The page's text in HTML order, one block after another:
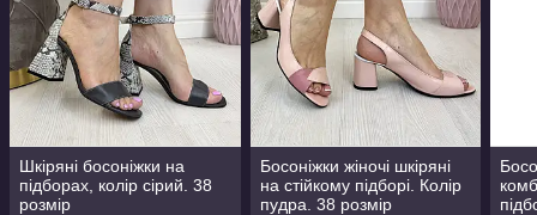
Шкіряні босоніжки на
підборах, колір сірий. 38
розмір
Босоніжки жіночі шкіряні
на стійкому підборі. Колір
пудра. 38 розмір